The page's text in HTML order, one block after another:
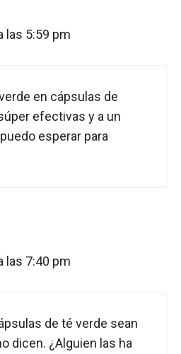
las 5:59 pm
en cápsulas de
efectivas y a un
esperar para
las 7:40 pm
de té verde sean
dicen. ¿Alguien las ha